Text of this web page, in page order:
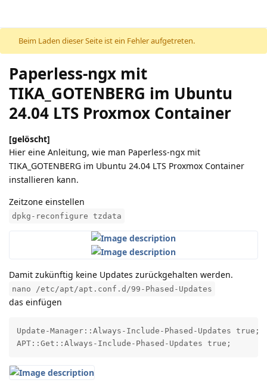
Beim Laden dieser Seite ist ein Fehler aufgetreten.
Paperless-ngx mit
TIKA_GOTENBERG im Ubuntu
24.04 LTS Proxmox Container
[gelöscht]
Hier eine Anleitung, wie man Paperless-ngx mit
TIKA_GOTENBERG im Ubuntu 24.04 LTS Proxmox Container
installieren kann.
Zeitzone einstellen
dpkg-reconfigure tzdata
Damit zukünftig keine Updates zurückgehalten werden.
nano /etc/apt/apt.conf.d/99-Phased-Updates
das einfügen
Update-Manager::Always-Include-Phased-Updates true;
APT::Get::Always-Include-Phased-Updates true;